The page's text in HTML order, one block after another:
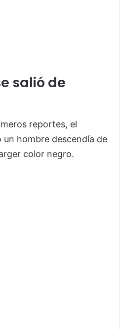
salió de
reportes, el
hombre descendía de
color negro.